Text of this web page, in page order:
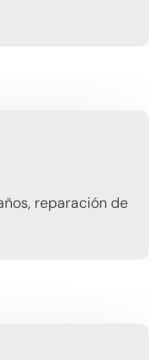
reparación de